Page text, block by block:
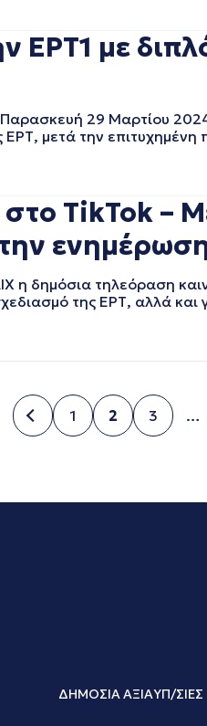
με
29 Μαρτίου
μετά την
TikTok –
η δημόσια τηλεόραση
της ΕΡΤ, αλλά
Σελίδα
1
Σελίδα
2
Σελίδα
3
…
ΔΗΜΟΣΙΑ ΑΞΙΑΥΠ/